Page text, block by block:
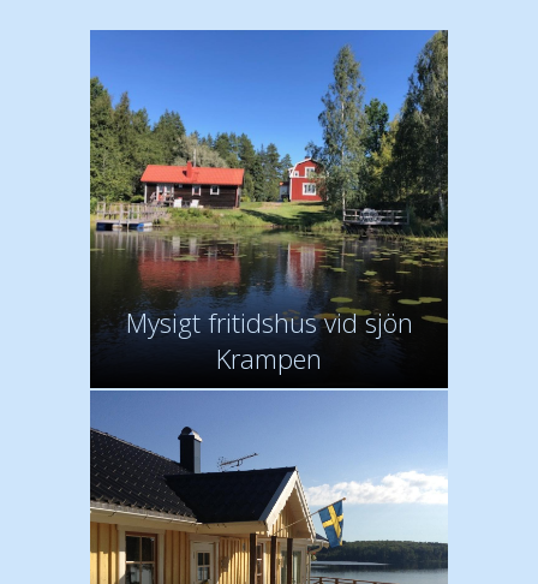
Mysigt fritidshus vid sjön
Krampen